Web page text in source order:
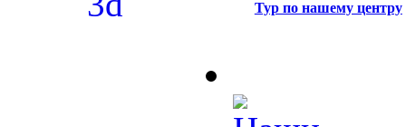
Тур по нашему центру